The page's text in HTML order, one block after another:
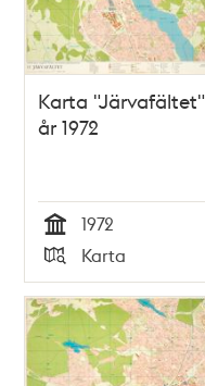
Karta "Järvafältet"
år 1972
Tid
1972
Typ
Karta